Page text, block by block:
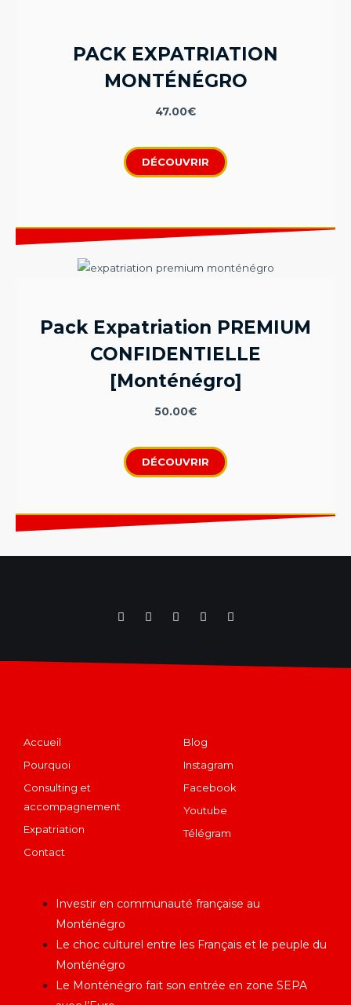
PACK EXPATRIATION
MONTÉNÉGRO
47.00€
DÉCOUVRIR
Pack Expatriation PREMIUM
CONFIDENTIELLE
[Monténégro]
50.00€
DÉCOUVRIR
Accueil
Pourquoi
Consulting et
accompagnement
Expatriation
Contact
Blog
Instagram
Facebook
Youtube
Télégram
Investir en communauté française au
Monténégro
Le choc culturel entre les Français et le peuple du
Monténégro
Le Monténégro fait son entrée en zone SEPA